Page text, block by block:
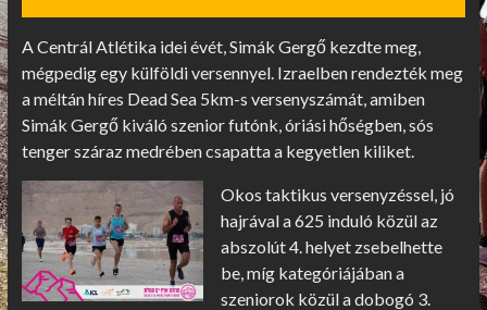
A Centrál Atlétika idei évét, Simák Gergő kezdte meg,
mégpedig egy külföldi versennyel. Izraelben rendezték meg
a méltán híres Dead Sea 5km-s versenyszámát, amiben
Simák Gergő kiváló szenior futónk, óriási hőségben, sós
tenger száraz medrében csapatta a kegyetlen kiliket.
Okos taktikus versenyzéssel, jó
hajrával a 625 induló közül az
abszolút 4. helyet zsebelhette
be, míg kategóriájában a
szeniorok közül a dobogó 3.